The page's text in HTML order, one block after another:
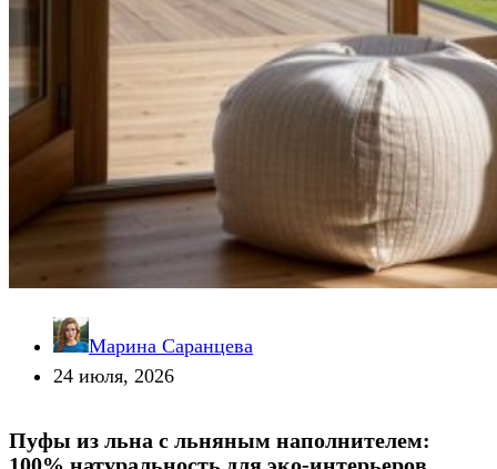
Марина Саранцева
24 июля, 2026
Пуфы из льна с льняным наполнителем: